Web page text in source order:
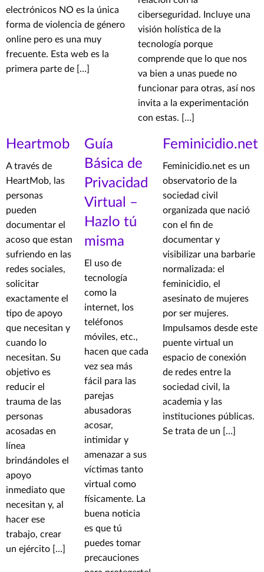
electrónicos NO es la única
forma de violencia de género
online pero es una muy
frecuente. Esta web es la
primera parte de […]
ciberseguridad. Incluye una
visión holística de la
tecnología porque
comprende que lo que nos
va bien a unas puede no
funcionar para otras, así nos
invita a la experimentación
con estas. […]
Heartmob
A través de
HeartMob, las
personas
pueden
documentar el
acoso que estan
sufriendo en las
redes sociales,
solicitar
exactamente el
tipo de apoyo
que necesitan y
cuando lo
necesitan. Su
objetivo es
reducir el
trauma de las
personas
acosadas en
línea
brindándoles el
apoyo
inmediato que
necesitan y, al
hacer ese
trabajo, crear
un ejército […]
Guía
Básica de
Privacidad
Virtual –
Hazlo tú
misma
El uso de
tecnología
como la
internet, los
teléfonos
móviles, etc.,
hacen que cada
vez sea más
fácil para las
parejas
abusadoras
acosar,
intimidar y
amenazar a sus
víctimas tanto
virtual como
físicamente. La
buena noticia
es que tú
puedes tomar
precauciones
Feminicidio.net
Feminicidio.net es un
observatorio de la
sociedad civil
organizada que nació
con el fin de
documentar y
visibilizar una barbarie
normalizada: el
feminicidio, el
asesinato de mujeres
por ser mujeres.
Impulsamos desde este
puente virtual un
espacio de conexión
de redes entre la
sociedad civil, la
academia y las
instituciones públicas.
Se trata de un […]